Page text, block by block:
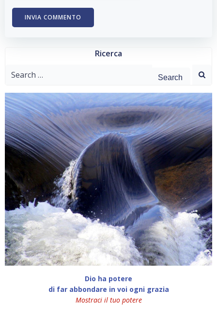
Ricerca
Search
Dio ha potere
di far abbondare in voi ogni grazia
Mostraci il tuo potere